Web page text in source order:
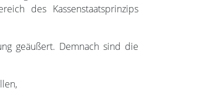
des Kassenstaatsprinzips
geäußert. Demnach sind die